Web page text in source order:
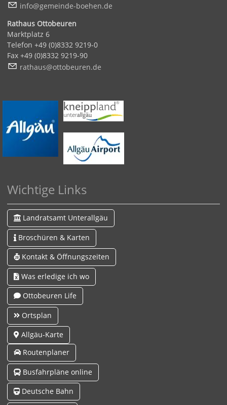
nf
g m nd -b h n d
Rathaus Ottobeuren
Marktplatz 6
Telefon +49 (0)8332 9219-0
Fax +49 (0)8332 9219-90
r th s tt b r n d
Wichtige Links
Landratsamt Unterallgäu
Broschüren & Karten
Kontakt & Öffnungszeiten
Was erledige ich wo
Ottobeuren Life
Ortsplan
Allgäu-Karte
Routenplaner
Busfahrpläne online
Deutsche Bahn